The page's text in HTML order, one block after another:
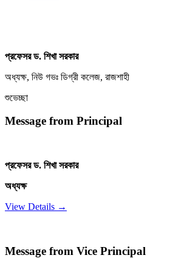
প্রফেসর ড. শিখা সরকার
অধ্যক্ষ, নিউ গভঃ ডিগ্রী কলেজ, রাজশাহী
শুভেচ্ছা
Message from Principal
প্রফেসর ড. শিখা সরকার
অধ্যক্ষ
View Details →
Message from Vice Principal